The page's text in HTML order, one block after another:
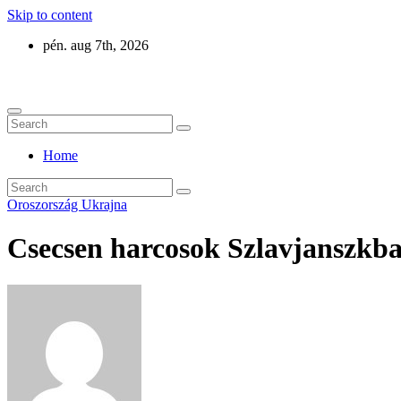
Skip to content
pén. aug 7th, 2026
Home
Oroszország Ukrajna
Csecsen harcosok